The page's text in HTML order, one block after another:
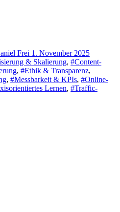
Frei 1. November 2025
& Skalierung, #Content-
, #Ethik & Transparenz,
, #Messbarkeit & KPIs, #Online-
Lernen, #Traffic-